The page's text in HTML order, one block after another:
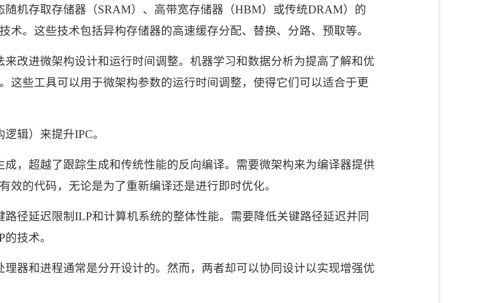
随机存取存储器（SRAM）、高带宽存储器（HBM）或传统DRAM）的
术。这些技术包括异构存储器的高速缓存分配、替换、分路、预取等。
改进微架构设计和运行时间调整。机器学习和数据分析为提高了解和优
这些工具可以用于微架构参数的运行时间调整，使得它们可以适合于更
逻辑）来提升IPC。
，超越了跟踪生成和传统性能的反向编译。需要微架构来为编译器提供
效的代码，无论是为了重新编译还是进行即时优化。
路径延迟限制 ILP和计算机系统的整体性能。需要降低关键路径延迟并同
的技术。
器和进程通常是分开设计的。然而，两者却可以协同设计以实现增强优